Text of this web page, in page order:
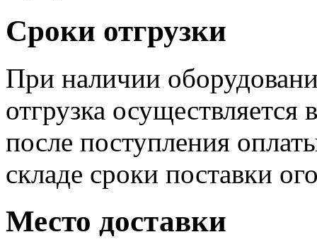
Сроки отгрузки
При наличии
отгрузка
после поступления
складе сроки поставки
Место доставки